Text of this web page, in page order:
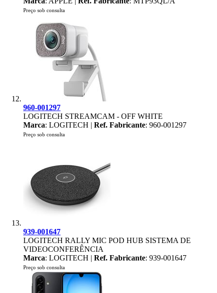
Preço sob consulta
960-001297
LOGITECH STREAMCAM - OFF WHITE
Marca: LOGITECH | Ref. Fabricante: 960-001297
Preço sob consulta
939-001647
LOGITECH RALLY MIC POD HUB SISTEMA DE
VIDEOCONFERÊNCIA
Marca: LOGITECH | Ref. Fabricante: 939-001647
Preço sob consulta